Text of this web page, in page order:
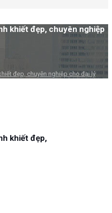
khiết đẹp, chuyên nghiệp
đẹp, chuyên nghiệp cho đại lý
khiết đẹp,